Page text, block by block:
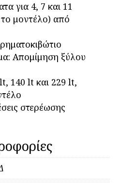
για 4, 7 και 11
μοντέλο) από
Απομίμηση ξύλου
140 lt και 229 lt,
στερέωσης